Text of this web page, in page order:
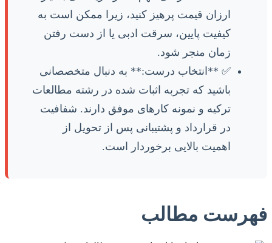
ارزان قیمت پرهیز کنید، زیرا ممکن است به
کیفیت پایین، سرقت ادبی یا از دست رفتن
زمان منجر شود.
✅ **انتخاب درست:** به دنبال متخصصانی
باشید که تجربه اثبات شده در رشته مطالعات
ترکیه و نمونه کارهای موفق دارند. شفافیت
در قرارداد و پشتیبانی پس از تحویل از
اهمیت بالایی برخوردار است.
فهرست مطالب